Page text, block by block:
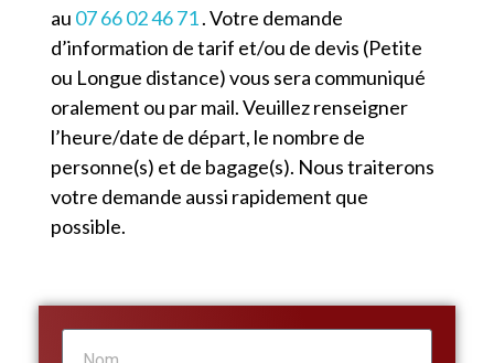
au 07 66 02 46 71. Votre demande
d’information de tarif et/ou de devis (Petite
ou Longue distance) vous sera communiqué
oralement ou par mail. Veuillez renseigner
l’heure/date de départ, le nombre de
personne(s) et de bagage(s). Nous traiterons
votre demande aussi rapidement que
possible.